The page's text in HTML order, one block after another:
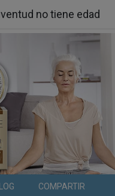
no tiene edad
COMPARTIR